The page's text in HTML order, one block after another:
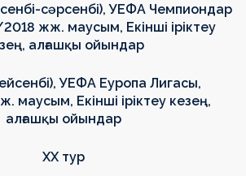
сәрсенбі), УЕФА Чемпиондар
жж. маусым, Екінші іріктеу
алғашқы ойындар
УЕФА Еуропа Лигасы,
маусым, Екінші іріктеу кезең,
алғашқы ойындар
ХХ тур